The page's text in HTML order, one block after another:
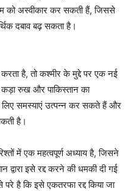
को अस्वीकार कर सकती हैं, जिससे
दबाव बढ़ सकता है।
करता है, तो कश्मीर के मुद्दे पर एक नई
कड़ा रुख और पाकिस्तान का
लिए समस्याएं उत्पन्न कर सकते हैं और
है।
में एक महत्वपूर्ण अध्याय है, जिसने
द्वारा इसे रद्द करने की धमकी दी गई
है कि इसे एकतरफा रद्द किया जा